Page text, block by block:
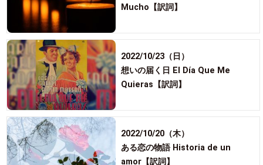
Mucho【訳詞】
2022/10/23（日）
想いの届く日 El Día Que Me
Quieras【訳詞】
2022/10/20（木）
ある恋の物語 Historia de un
amor【訳詞】